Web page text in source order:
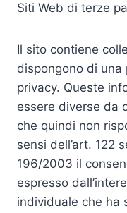
Siti Web di terze
Il sito contiene
dispongono di una
privacy. Queste
essere diverse da
che quindi non
sensi dell’art. 122
196/2003 il
espresso
individuale che ha